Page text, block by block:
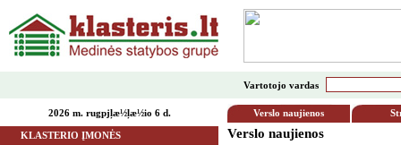
Vartotojo vardas
2026 m. rugpjļæ½ļæ½io 6 d. Verslo naujienos
KLASTERIO ĮMONĖS
Verslo naujienos